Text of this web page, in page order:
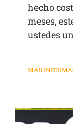
hecho
meses,
ustedes
MÁS